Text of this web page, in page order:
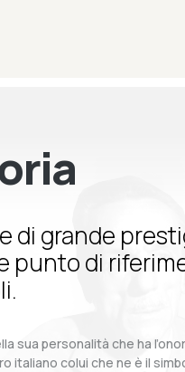
di grande
punto di
sua personalità che ha
italiano colui che ne è il